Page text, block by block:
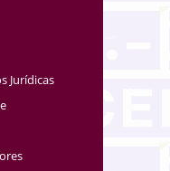
Jurídicas